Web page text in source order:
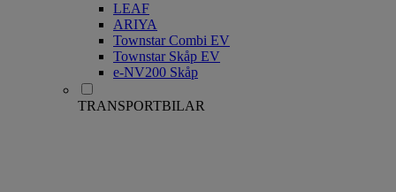
LEAF
ARIYA
Townstar Combi EV
Townstar Skåp EV
e-NV200 Skåp
TRANSPORTBILAR